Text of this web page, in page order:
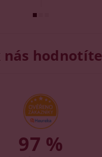
nás hodnotíte
97 %